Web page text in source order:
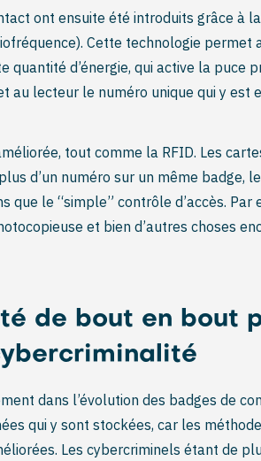
ont ensuite été introduits grâce à
Cette technologie permet
quantité d’énergie, qui active la puce
au lecteur le numéro unique qui y est
tout comme la RFID. Les
d’un numéro sur un même badge,
que le “simple” contrôle d’accès.
et bien d’autres choses
de bout en bout
dans l’évolution des badges de
qui y sont stockées, car les
Les cybercriminels étant de